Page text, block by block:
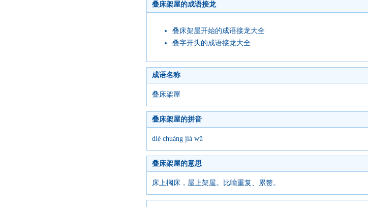
叠床架屋的成语接龙
叠床架屋开始的成语接龙大全
叠字开头的成语接龙大全
成语名称
叠床架屋
叠床架屋的拼音
dié chuáng jià wū
叠床架屋的意思
床上搁床，屋上架屋。比喻重复、累赘。